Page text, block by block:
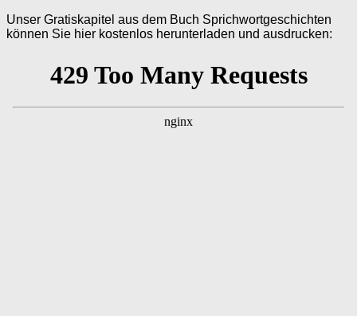
Unser Gratiskapitel aus dem Buch Sprichwortgeschichten
können Sie hier kostenlos herunterladen und ausdrucken: